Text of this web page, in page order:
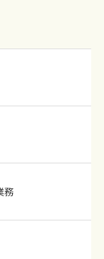
務